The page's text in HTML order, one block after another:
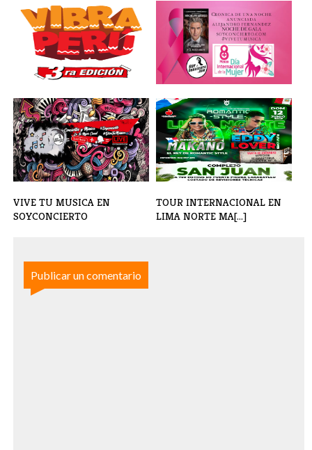
VIBRA PERU 3 LOS MEJORES
ARTISTAS P[...]
ALEJANDRO FERNANDEZ
CONCIERTO EN EL[...]
VIVE TU MUSICA EN
SOYCONCIERTO
TOUR INTERNACIONAL EN
LIMA NORTE MA[...]
Publicar un comentario